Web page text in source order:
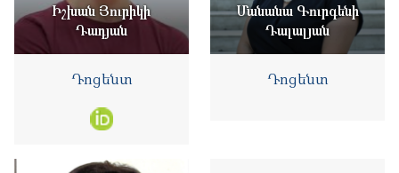
Իշխան Յուրիկի
Դադյան
Դոցենտ
Մանանա Գուրգենի
Դալալյան
Դոցենտ